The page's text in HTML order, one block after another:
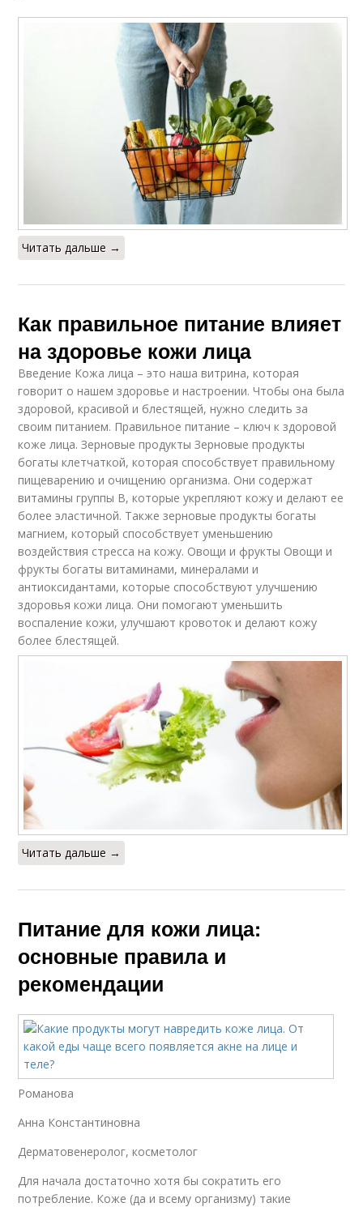
Читать дальше →
Как правильное питание влияет
на здоровье кожи лица
Введение Кожа лица – это наша витрина, которая
говорит о нашем здоровье и настроении. Чтобы она была
здоровой, красивой и блестящей, нужно следить за
своим питанием. Правильное питание – ключ к здоровой
коже лица. Зерновые продукты Зерновые продукты
богаты клетчаткой, которая способствует правильному
пищеварению и очищению организма. Они содержат
витамины группы В, которые укрепляют кожу и делают ее
более эластичной. Также зерновые продукты богаты
магнием, который способствует уменьшению
воздействия стресса на кожу. Овощи и фрукты Овощи и
фрукты богаты витаминами, минералами и
антиоксидантами, которые способствуют улучшению
здоровья кожи лица. Они помогают уменьшить
воспаление кожи, улучшают кровоток и делают кожу
более блестящей.
Читать дальше →
Питание для кожи лица:
основные правила и
рекомендации
Романова
Анна Константиновна
Дерматовенеролог, косметолог
Для начала достаточно хотя бы сократить его
потребление. Коже (да и всему организму) такие